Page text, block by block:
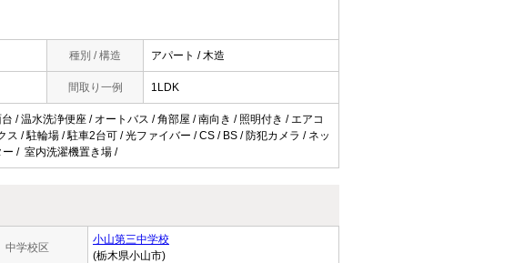
種別 / 構造 アパート / 木造
間取り一例 1LDK
/ 温水洗浄便座 / オートバス / 角部屋 / 南向き / 照明付き / エアコ
/ 駐輪場 / 駐車2台可 / 光ファイバー / CS / BS / 防犯カメラ / ネッ
ー / 室内洗濯機置き場 /
中学校区
小山第三中学校
(栃木県小山市)